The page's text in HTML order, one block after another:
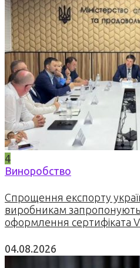
4
Виноробство
Спрощення експорту
виробникам
оформлення сертифіката
04.08.2026